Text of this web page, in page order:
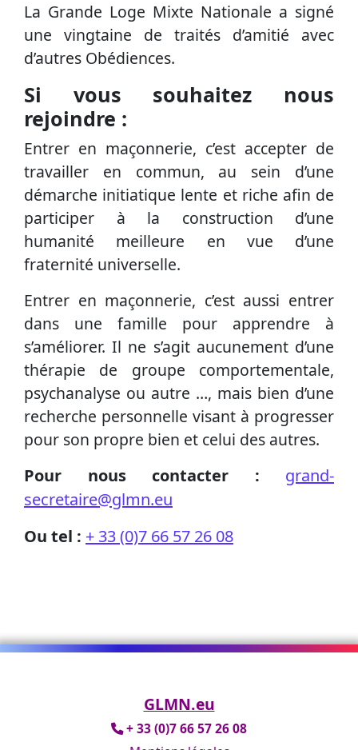
La Grande Loge Mixte Nationale a signé
une vingtaine de traités d’amitié avec
d’autres Obédiences.
Si vous souhaitez nous
rejoindre :
Entrer en maçonnerie, c’est accepter de
travailler en commun, au sein d’une
démarche initiatique lente et riche afin de
participer à la construction d’une
humanité meilleure en vue d’une
fraternité universelle.
Entrer en maçonnerie, c’est aussi entrer
dans une famille pour apprendre à
s’améliorer. Il ne s’agit aucunement d’une
thérapie de groupe comportementale,
psychanalyse ou autre …, mais bien d’une
recherche personnelle visant à progresser
pour son propre bien et celui des autres.
Pour nous contacter : grand-
secretaire@glmn.eu
Ou tel : + 33 (0)7 66 57 26 08
GLMN.eu
+ 33 (0)7 66 57 26 08